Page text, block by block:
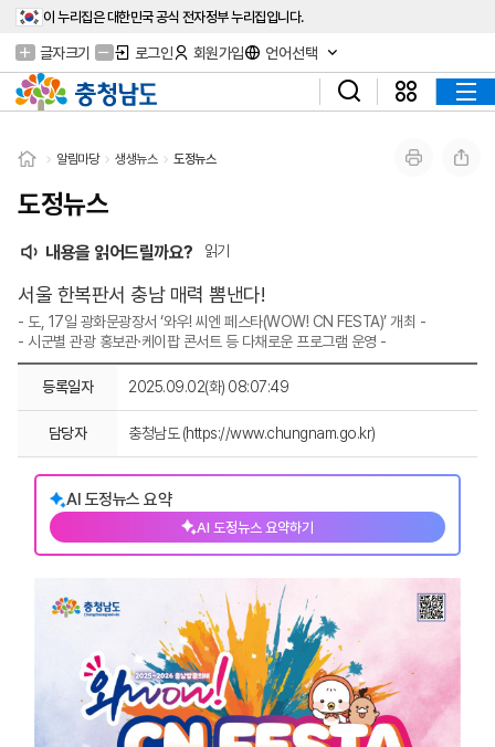
이 누리집은 대한민국 공식 전자정부 누리집입니다.
글자크기 로그인 회원가입 언어선택
알림마당 생생뉴스 도정뉴스
도정뉴스
내용을 읽어드릴까요? 읽기
서울 한복판서 충남 매력 뽐낸다!
- 도, 17일 광화문광장서 ‘와우! 씨엔 페스타(WOW! CN FESTA)’ 개최 -
- 시군별 관광 홍보관·케이팝 콘서트 등 다채로운 프로그램 운영 -
등록일자 2025.09.02(화) 08:07:49
담당자 충청남도 (https://www.chungnam.go.kr)
AI 도정뉴스 요약
AI 도정뉴스 요약하기